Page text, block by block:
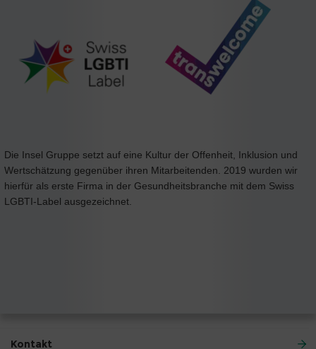
Die Insel Gruppe setzt auf eine Kultur der Offenheit, Inklusion und
Wertschätzung gegenüber ihren Mitarbeitenden. 2019 wurden wir
hierfür als erste Firma in der Gesundheitsbranche mit dem Swiss
LGBTI-Label ausgezeichnet.
Kontakt